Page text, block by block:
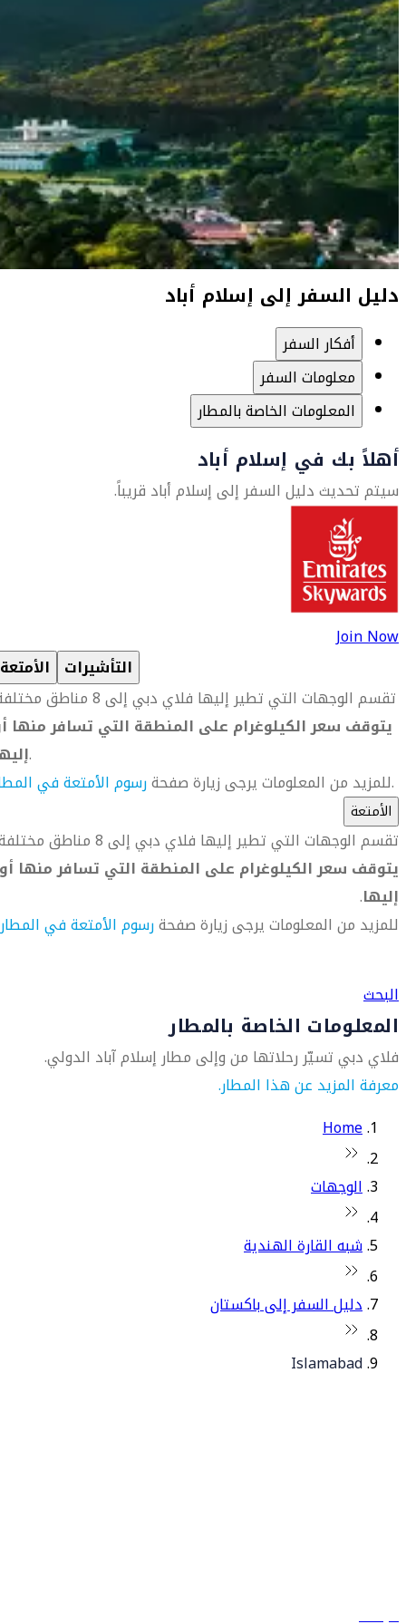
دليل السفر إلى إسلام أباد
أفكار السفر
معلومات السفر
المعلومات الخاصة بالمطار
أهلاً بك في إسلام أباد
سيتم تحديث دليل السفر إلى إسلام أباد قريباً.
Join Now
الأمتعة التأشيرات
تقسم الوجهات التي تطير إليها فلاي دبي إلى 8 مناطق مختلفة.
يتوقف سعر الكيلوغرام على المنطقة التي تسافر منها
.
للمزيد من المعلومات يرجى زيارة صفحةرسوم الأمتعة في .
الأمتعة
تقسم الوجهات التي تطير إليها فلاي دبي إلى 8 مناطق مختلفة.
يتوقف سعر الكيلوغرام على المنطقة التي تسافر منها أو
إليها.
للمزيد من المعلومات يرجى زيارة صفحةرسوم الأمتعة في المطار
البحث
المعلومات الخاصة بالمطار
فلاي دبي تسيّر رحلاتها من وإلى مطار إسلام آباد الدولي.
معرفة المزيد عن هذا المطار.
Home
الوجهات
شبه القارة الهندية
دليل السفر إلى باكستان
Islamabad
سياساتنا